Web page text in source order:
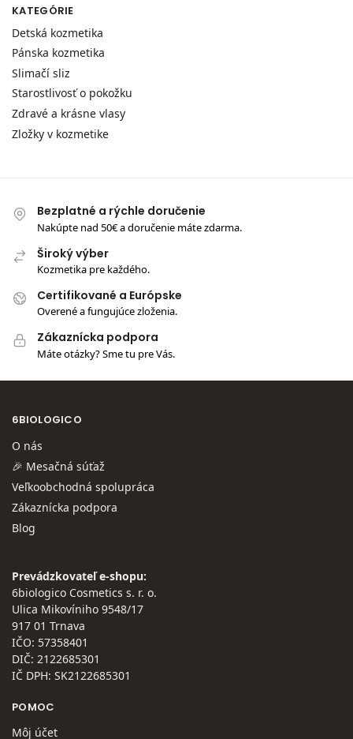
KATEGÓRIE
Detská kozmetika
Pánska kozmetika
Slimačí sliz
Starostlivosť o pokožku
Zdravé a krásne vlasy
Zložky v kozmetike
Bezplatné a rýchle doručenie
Nakúpte nad 50€ a doručenie máte zdarma.
Široký výber
Kozmetika pre každého.
Certifikované a Európske
Overené a fungujúce zloženia.
Zákaznícka podpora
Máte otázky? Sme tu pre Vás.
6BIOLOGICO
O nás
🎉 Mesačná súťaž
Veľkoobchodná spolupráca
Zákaznícka podpora
Blog
Prevádzkovateľ e-shopu:
6biologico Cosmetics s. r. o.
Ulica Mikovíniho 9548/17
917 01 Trnava
IČO: 57358401
DIČ: 2122685301
IČ DPH: SK2122685301
POMOC
Môj účet